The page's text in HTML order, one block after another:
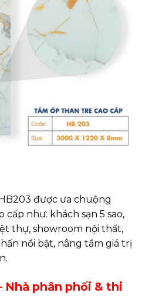
được ưa chuộng
như: khách sạn 5 sao,
thự, showroom nội thất,
nổi bật, nâng tầm giá trị
Nhà phân phối & thi